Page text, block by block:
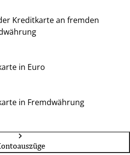
Kreditkarte an fremden
in Euro
in Fremdwährung